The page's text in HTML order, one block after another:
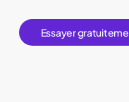
Essayergratuiteme